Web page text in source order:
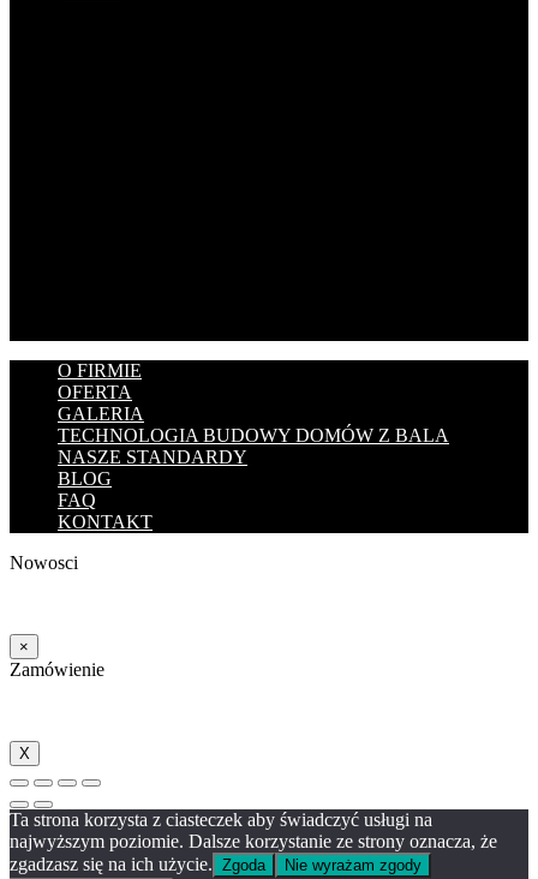
O FIRMIE
OFERTA
GALERIA
TECHNOLOGIA BUDOWY DOMÓW Z BALA
NASZE STANDARDY
BLOG
FAQ
KONTAKT
Nowosci
×
Zamówienie
X
Ta strona korzysta z ciasteczek aby świadczyć usługi na
najwyższym poziomie. Dalsze korzystanie ze strony oznacza, że
zgadzasz się na ich użycie. Zgoda Nie wyrażam zgody